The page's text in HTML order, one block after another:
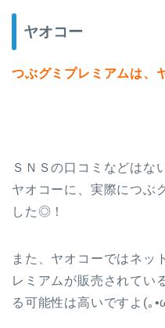
ヤオコー
つぶグミプレミアムは、
ＳＮＳの口コミなどはな
ヤオコーに、実際につぶ
した◎！
また、ヤオコーではネッ
レミアムが販売されてい
る可能性は高いですよ(｡